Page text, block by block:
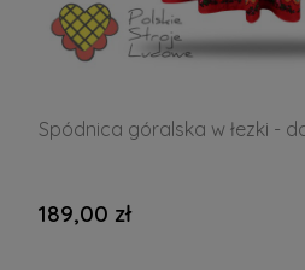
Spódnica góralska w łezki -
189,00 zł